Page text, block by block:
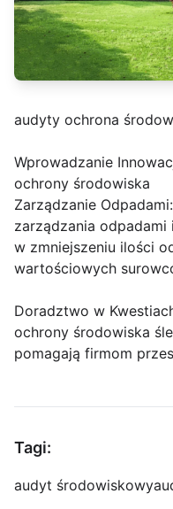
audyty ochrona
Wprowadzanie
ochrony środowiska
Zarządzanie
zarządzania
w zmniejszeniu ilości
wartościowych
Doradztwo w
ochrony środowiska
pomagają firmom
Tagi:
audyt środowiskowy